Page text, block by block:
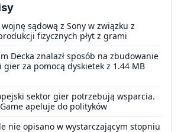
sądową z Sony w związku z
fizycznych płyt z grami
Decka znalazł sposób na zbudowanie
gier za pomocą dyskietek z 1.44 MB
sektor gier potrzebują wsparcia.
apeluje do polityków
nie opisano w wystarczającym stopniu